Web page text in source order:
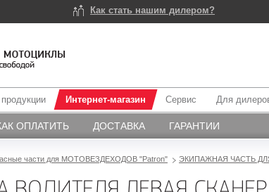
Как стать нашим дилером?
продукции Интернет-магазин
ОПЛАТИТЬ ДОСТАВКА ГАРАНТИИ
Сервис Для
части для МОТОВЕЗДЕХОДОВ "Patron" ЭКИПАЖНАЯ ЧАСТЬ